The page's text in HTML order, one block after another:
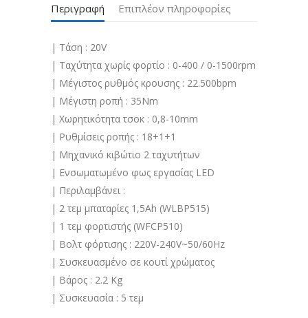
Περιγραφή Επιπλέον πληροφορίες
| Τάση : 20V
| Ταχύτητα χωρίς φορτίο : 0-400 / 0-1500rpm
| Μέγιστος ρυθμός κρουσης : 22.500bpm
| Μέγιστη ροπή : 35Nm
| Χωρητικότητα τσοκ : 0,8-10mm
| Ρυθμίσεις ροπής : 18+1+1
| Μηχανικό κιβώτιο 2 ταχυτήτων
| Ενσωματωμένο φως εργασίας LED
| Περιλαμβάνει :
| 2 τεμ μπαταρίες 1,5Ah (WLBP515)
| 1 τεμ φορτιστής (WFCP510)
| Βολτ φόρτισης : 220V-240V~50/60Hz
| Συσκευασμένο σε κουτί χρώματος
| Βάρος : 2.2 Kg
| Συσκευασία : 5 τεμ